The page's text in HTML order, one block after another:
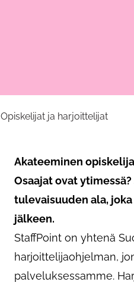
Opiskelijat ja harjoittelijat
Akateeminen
Osaajat ovat
tulevaisuuden ala,
jälkeen.
StaffPoint on yhtenä
harjoittelijaohjelman,
palveluksessamme.